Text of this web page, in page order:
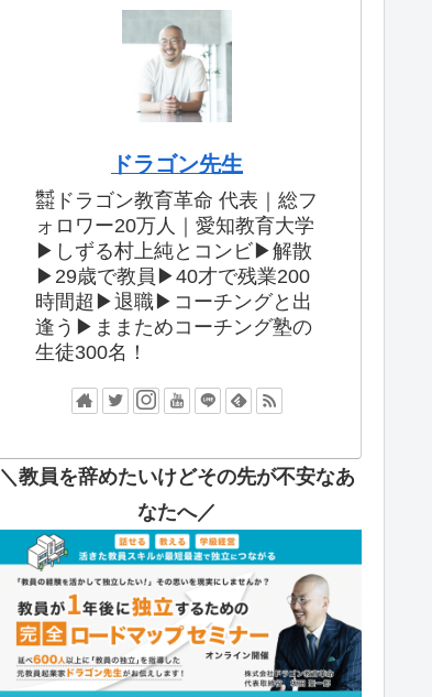
ドラゴン先生
㍿ドラゴン教育革命 代表｜総フ
ォロワー20万人｜愛知教育大学
▶︎しずる村上純とコンビ▶︎解散
▶︎29歳で教員▶︎40才で残業200
時間超▶︎退職▶︎コーチングと出
逢う▶︎ままためコーチング塾の
生徒300名！
＼教員を辞めたいけどその先が不安なあ
なたへ／